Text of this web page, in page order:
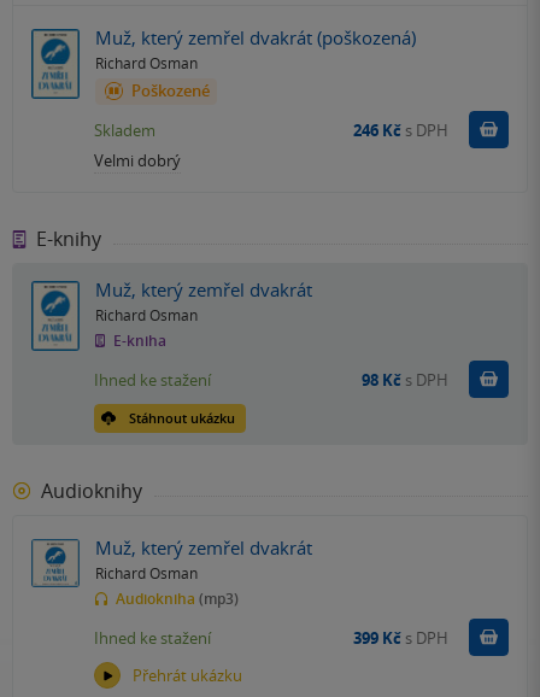
Muž, který zemřel dvakrát (poškozená)
Richard Osman
Poškozené
Velmi dobrý
Skladem 246 Kč s DPH
E-knihy
Muž, který zemřel dvakrát
Richard Osman
E-kniha
Stáhnout ukázku
Ihned ke stažení 98 Kč s DPH Koupit
Audioknihy
Muž, který zemřel dvakrát
Richard Osman
Audiokniha (mp3)
Přehrát ukázku
Ihned ke stažení 399 Kč s DPH Koupit